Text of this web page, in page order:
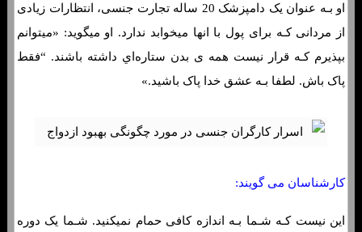
او بـه عنوان یک دامپزشک 20 ساله تجارت جنسی، انتظارات زیادی
از مردانی کـه برای پول با انها میخوابد ندارد. او میگوید: «میتوانم
بپذیرم کـه قرار نیست همه ی بدن ستاره‌اي داشته باشند. “فقط
پاک باش. لطفا بـه عشق خدا پاک باشید.»
کارشناسان می گویند:
این نیست کـه شـما بـه اندازه کافی حمام نمیکنید. شـما یک دوره